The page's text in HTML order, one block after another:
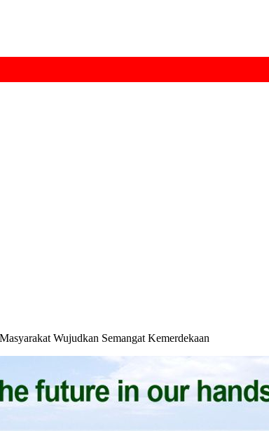
Wujudkan Semangat Kemerdekaan